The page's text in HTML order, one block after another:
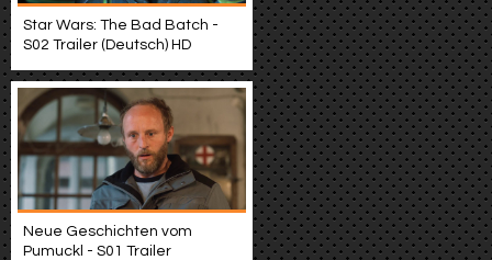
Star Wars: The Bad Batch -
S02 Trailer (Deutsch) HD
Neue Geschichten vom
Pumuckl - S01 Trailer